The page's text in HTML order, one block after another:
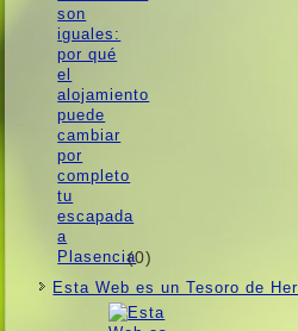
(0)
Esta Web es un Tesoro de